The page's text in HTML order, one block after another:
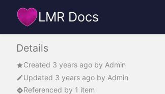
LMR Docs
Details
Created 3 years ago by Admin
Updated 3 years ago by Admin
Referenced by 1 item